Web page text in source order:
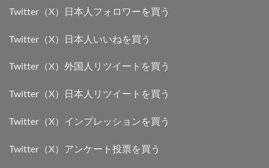
Twitter（X）日本人フォロワーを買う
Twitter（X）日本人いいねを買う
Twitter（X）外国人リツイートを買う
Twitter（X）日本人リツイートを買う
Twitter（X）インプレッションを買う
Twitter（X）アンケート投票を買う